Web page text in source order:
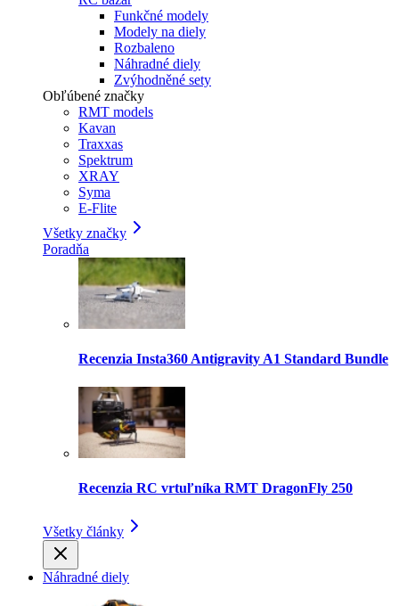
Funkčné modely
Modely na diely
Rozbaleno
Náhradné diely
Zvýhodněné sety
Obľúbené značky
RMT models
Kavan
Traxxas
Spektrum
XRAY
Syma
E-Flite
Všetky značky
Poradňa
Recenzia Insta360 Antigravity A1 Standard Bundle
Recenzia RC vrtuľníka RMT DragonFly 250
Všetky články
Náhradné diely